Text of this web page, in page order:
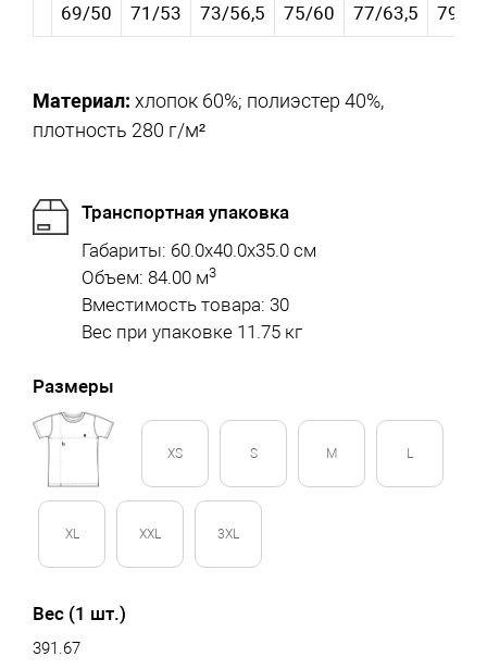
69/50 71/53 73/56,5 75/60 77/63,5 79/67
Материал: хлопок 60%; полиэстер 40%,
плотность 280 г/м²
Транспортная упаковка
Габариты: 60.0x40.0x35.0 см
Объем: 84.00 м3
Вместимость товара: 30
Вес при упаковке 11.75 кг
Размеры
XS S M L
XL XXL 3XL
Вес (1 шт.)
391.67